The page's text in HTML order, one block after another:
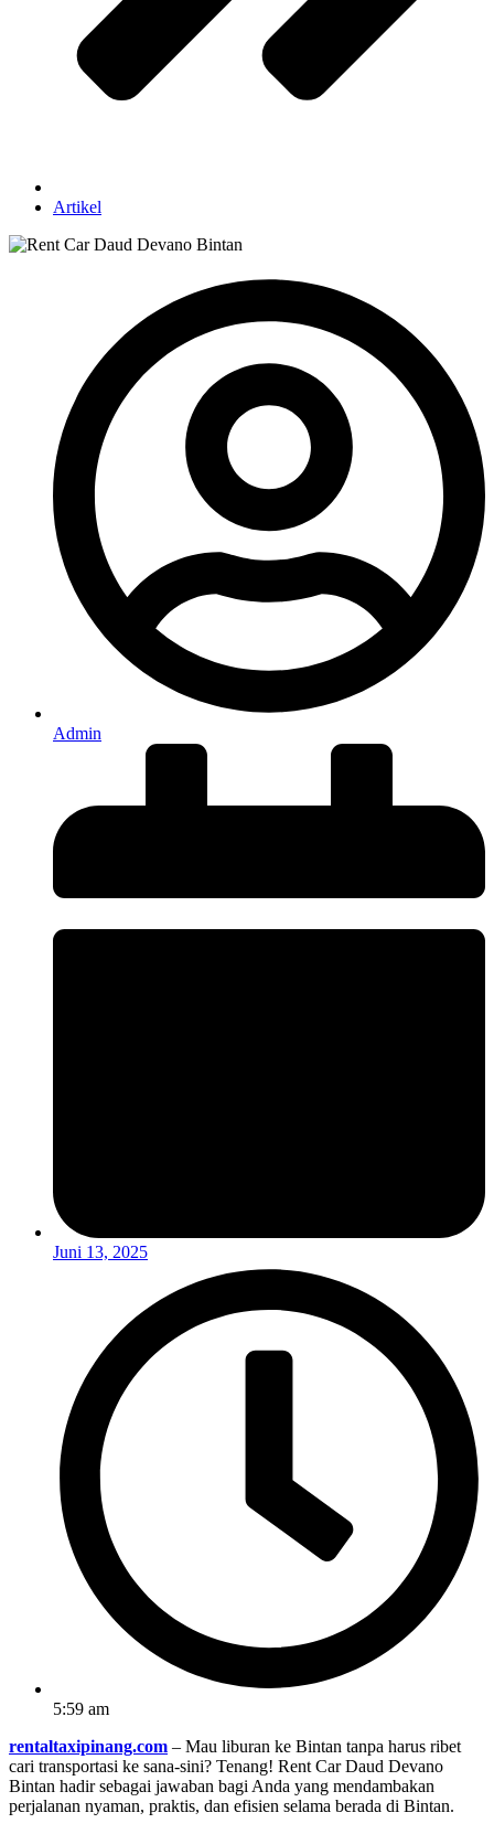
Artikel
Admin
Juni 13, 2025
5:59 am
rentaltaxipinang.com – Mau liburan ke Bintan tanpa harus ribet
cari transportasi ke sana-sini? Tenang! Rent Car Daud Devano
Bintan hadir sebagai jawaban bagi Anda yang mendambakan
perjalanan nyaman, praktis, dan efisien selama berada di Bintan.